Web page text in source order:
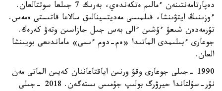
دەپارتامەنتىنەن ءمالىم ەتكەندەي، بەرىك 7 جىلعا سوتتالعان.
ءوزىنىڭ ايتۋىنشا، قىلمىسى مەديتسينالىق سالاعا قاتىستى ەمەس.
تۇرمەدەن شىعۋ ءۇشىن ءالى بەس جىل جازاسىن وتەۋ كەرەك.
جوعارى ءبىلىمدى الماتىدا «ەم-دوم ءىسى» ماماندىعى بويىنشا
العان.
1990 -جىلى جوعارى وقۋ ورنىن اياقتاعاننان كەيىن الماتى مەن
نۇر-سۇلتاندا حيرۋرگ بولىپ جۇمىس ىستەگەن. 2018 -جىلى